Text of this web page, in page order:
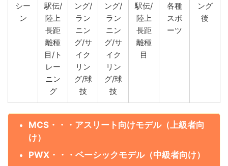
シー
ン
駅伝/
陸上
長距
離種
目/ト
レー
ニン
グ
ング/
ラン
ニン
グ/サ
イク
リン
グ/球
技
ング/
ラン
ニン
グ/サ
イク
リン
グ/球
技
駅伝/
陸上
長距
離種
目
各種
スポ
ーツ
ング
後
MCS・・・アスリート向けモデル（上級者向
け）
PWX・・・ベーシックモデル（中級者向け）